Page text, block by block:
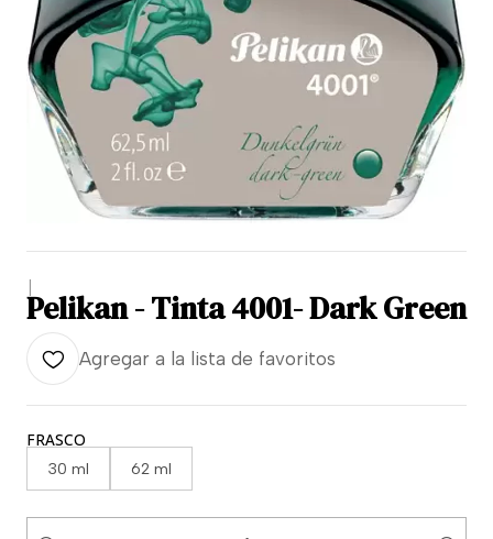
|
Pelikan - Tinta 4001- Dark Green
Agregar a la lista de favoritos
FRASCO
30 ml 62 ml